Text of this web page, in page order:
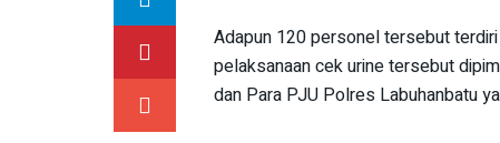
Adapun 120 personel tersebut
pelaksanaan cek urine tersebut
dan Para PJU Polres Labuhanbatu